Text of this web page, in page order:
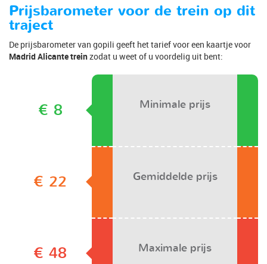
Prijsbarometer voor de trein op dit
traject
De prijsbarometer van gopili geeft het tarief voor een kaartje voor
Madrid Alicante treinzodat u weet of u voordelig uit bent:
€ 8
€ 22
€ 48
Minimale prijs
Gemiddelde prijs
Maximale prijs